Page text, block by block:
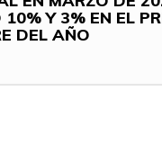
Y 3% EN EL
DEL AÑO